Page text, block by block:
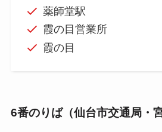
薬師堂駅
霞の目営業所
霞の目
6番のりば（仙台市交通局・